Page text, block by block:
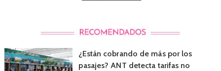
¿Están cobrando de más por los
pasajes? ANT detecta tarifas no